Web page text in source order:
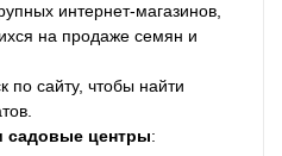
интернет-магазинов,
на продаже семян и
по сайту, чтобы найти
садовые центры: